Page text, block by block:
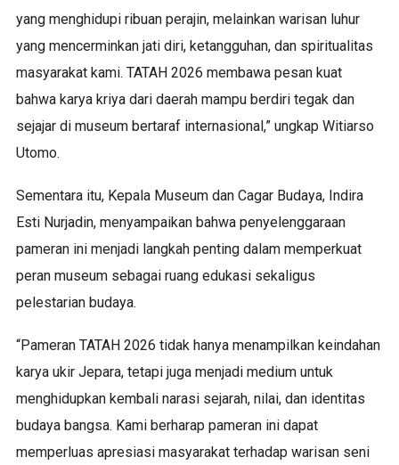
yang menghidupi ribuan perajin, melainkan warisan luhur
yang mencerminkan jati diri, ketangguhan, dan spiritualitas
masyarakat kami. TATAH 2026 membawa pesan kuat
bahwa karya kriya dari daerah mampu berdiri tegak dan
sejajar di museum bertaraf internasional,” ungkap Witiarso
Utomo.
Sementara itu, Kepala Museum dan Cagar Budaya, Indira
Esti Nurjadin, menyampaikan bahwa penyelenggaraan
pameran ini menjadi langkah penting dalam memperkuat
peran museum sebagai ruang edukasi sekaligus
pelestarian budaya.
“Pameran TATAH 2026 tidak hanya menampilkan keindahan
karya ukir Jepara, tetapi juga menjadi medium untuk
menghidupkan kembali narasi sejarah, nilai, dan identitas
budaya bangsa. Kami berharap pameran ini dapat
memperluas apresiasi masyarakat terhadap warisan seni